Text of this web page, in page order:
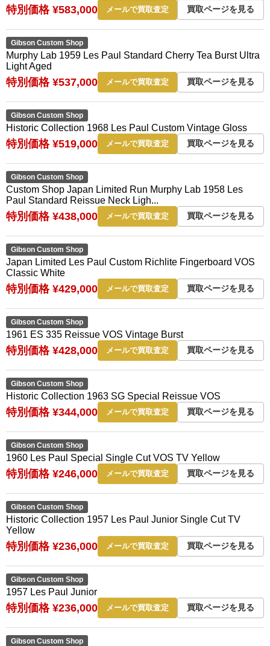
特別価格 ¥583,000 メールで買取査定 買取ページを見る
Gibson Custom Shop
Murphy Lab 1959 Les Paul Standard Cherry Tea Burst Ultra
Light Aged
特別価格 ¥537,000 メールで買取査定 買取ページを見る
Gibson Custom Shop
Historic Collection 1968 Les Paul Custom Vintage Gloss
特別価格 ¥519,000 メールで買取査定 買取ページを見る
Gibson Custom Shop
Custom Shop Japan Limited Run Murphy Lab 1958 Les
Paul Standard Reissue Neck Ligh...
特別価格 ¥438,000 メールで買取査定 買取ページを見る
Gibson Custom Shop
Japan Limited Les Paul Custom Richlite Fingerboard VOS
Classic White
特別価格 ¥429,000 メールで買取査定 買取ページを見る
Gibson Custom Shop
1961 ES 335 Reissue VOS Vintage Burst
特別価格 ¥428,000 メールで買取査定 買取ページを見る
Gibson Custom Shop
Historic Collection 1963 SG Special Reissue VOS
特別価格 ¥344,000 メールで買取査定 買取ページを見る
Gibson Custom Shop
1960 Les Paul Special Single Cut VOS TV Yellow
特別価格 ¥246,000 メールで買取査定 買取ページを見る
Gibson Custom Shop
Historic Collection 1957 Les Paul Junior Single Cut TV
Yellow
特別価格 ¥236,000 メールで買取査定 買取ページを見る
Gibson Custom Shop
1957 Les Paul Junior
特別価格 ¥236,000 メールで買取査定 買取ページを見る
Gibson Custom Shop